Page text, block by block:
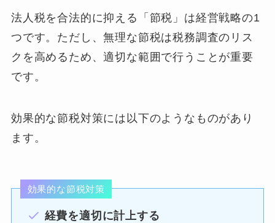
法人税を合法的に抑える「節税」は経営戦略の1
つです。ただし、無理な節税は税務調査のリス
クを高めるため、適切な範囲で行うことが重要
です。
効果的な節税対策には以下のようなものがあり
ます。
効果的な節税対策
経費を適切に計上する